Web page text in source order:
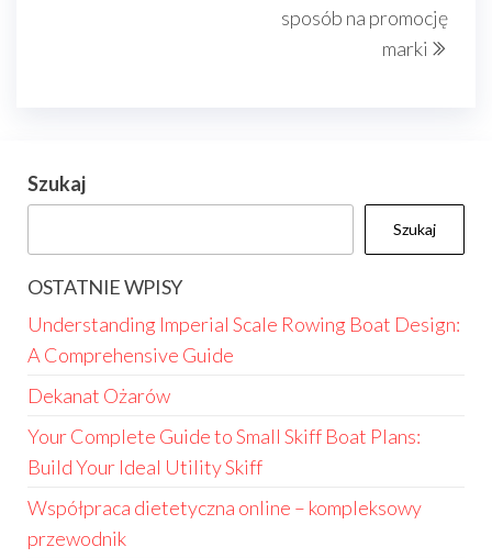
sposób na promocję
marki
Szukaj
Szukaj
OSTATNIE WPISY
Understanding Imperial Scale Rowing Boat Design:
A Comprehensive Guide
Dekanat Ożarów
Your Complete Guide to Small Skiff Boat Plans:
Build Your Ideal Utility Skiff
Współpraca dietetyczna online – kompleksowy
przewodnik